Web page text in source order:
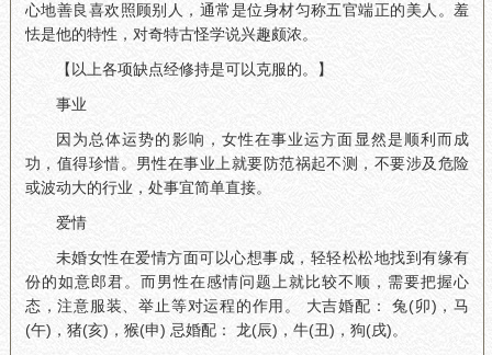
心地善良喜欢照顾别人，通常是位身材匀称五官端正的美人。羞
怯是他的特性，对奇特古怪学说兴趣颇浓。
【以上各项缺点经修持是可以克服的。】
事业
因为总体运势的影响，女性在事业运方面显然是顺利而成
功，值得珍惜。男性在事业上就要防范祸起不测，不要涉及危险
或波动大的行业，处事宜简单直接。
爱情
未婚女性在爱情方面可以心想事成，轻轻松松地找到有缘有
份的如意郎君。而男性在感情问题上就比较不顺，需要把握心
态，注意服装、举止等对运程的作用。 大吉婚配： 兔(卯)，马
(午)，猪(亥)，猴(申) 忌婚配： 龙(辰)，牛(丑)，狗(戌)。